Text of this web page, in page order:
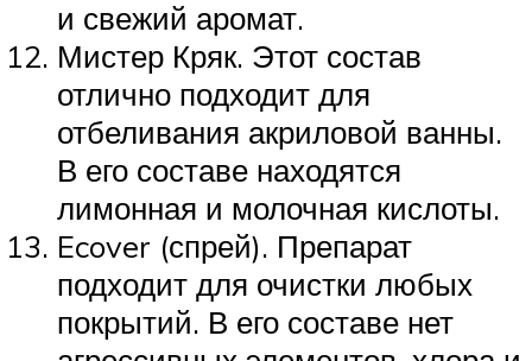
и свежий аромат.
Мистер Кряк. Этот состав
отлично подходит для
отбеливания акриловой ванны.
В его составе находятся
лимонная и молочная кислоты.
Ecover (спрей). Препарат
подходит для очистки любых
покрытий. В его составе нет